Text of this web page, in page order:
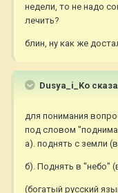
недели, то не надо
лечить?
блин, ну как же
Dusya_i_Ko
для понимания
под словом
а). поднять с земли
б). Поднять в "небо"
(богатый русский